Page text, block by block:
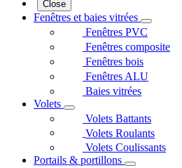
Close
Fenêtres et baies vitrées
Fenêtres PVC
Fenêtres composite
Fenêtres bois
Fenêtres ALU
Baies vitrées
Volets
Volets Battants
Volets Roulants
Volets Coulissants
Portails & portillons